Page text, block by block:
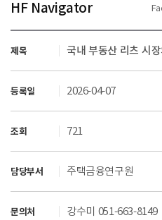
HF Navigator
제목 국내 부동산 리츠 시
등록일 2026-04-07
조회 721
담당부서 주택금융연구원
문의처 강수미 051-663-8149